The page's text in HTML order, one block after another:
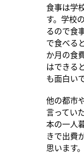
食事は学
す。学校
るので食
で食べる
か月の食
はできる
も面白い
他の都市
言ってい
本の一人
きで出費
思います